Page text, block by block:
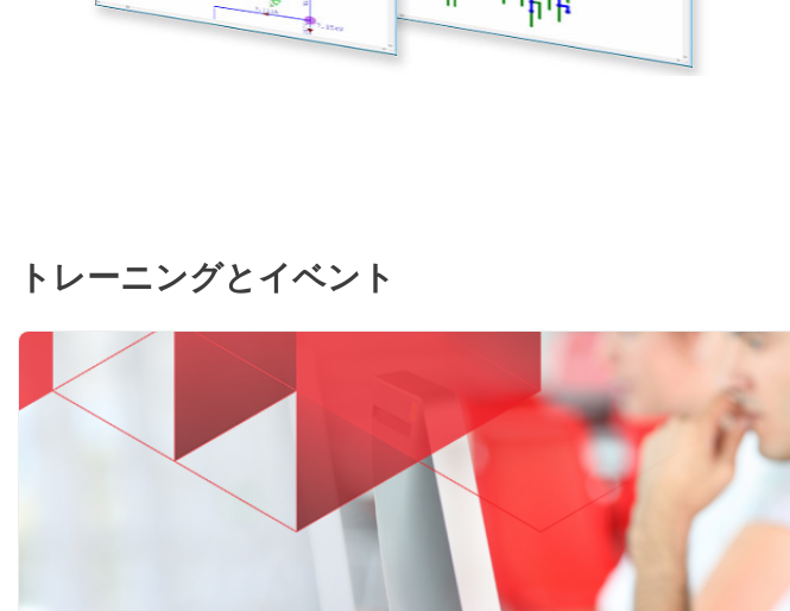
トレーニングとイベント